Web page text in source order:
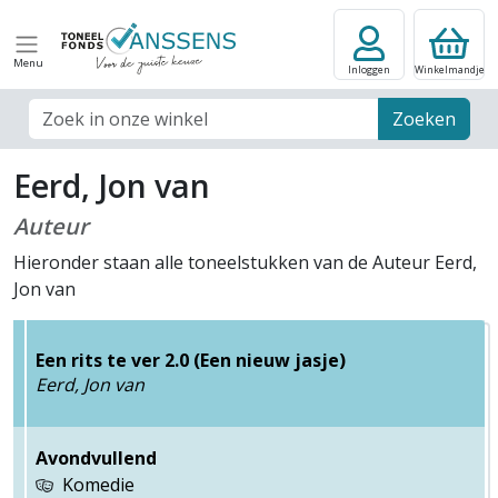
Menu
Zoek veld Zoeken
Inloggen Winkelmandje
Eerd, Jon van
Auteur
Hieronder staan alle toneelstukken van de Auteur Eerd,
Jon van
Een rits te ver 2.0 (Een nieuw jasje)
Eerd, Jon van
Avondvullend
Komedie